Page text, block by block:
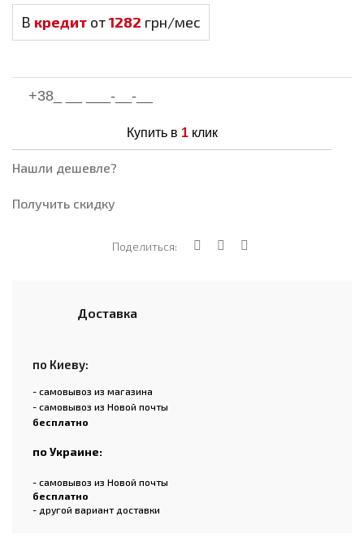
В кредит от1282 грн/мес
Купить в 1клик
Нашли дешевле?
Получить скидку
Поделиться:
Доставка
по Киеву:
- самовывоз из магазина
- самовывоз из Новой почты
бесплатно
по Украине:
- самовывоз из Новой почты
бесплатно
- другой вариант доставки